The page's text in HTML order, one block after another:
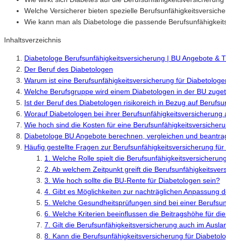
Welche Versicherer bieten spezielle
Wie kann man als Diabetologe die passende
Inhaltsverzeichnis
Diabetologe Berufsunfähigkeitsversicherung | BU Angebote &
Der Beruf des Diabetologen
Warum ist eine Berufsunfähigkeitsversicherung für
Welche Berufsgruppe wird einem Diabetologen in der BU
Ist der Beruf des Diabetologen risikoreich in Bezug auf
Worauf Diabetologen bei ihrer Berufsunfähigkeitsversicherung
Wie hoch sind die Kosten für eine
Diabetologe BU Angebote berechnen, vergleichen und
Häufig gestellte Fragen zur Berufsunfähigkeitsversicherung
1. Welche Rolle spielt die
2. Ab welchem Zeitpunkt greift die
3. Wie hoch sollte die BU-Rente für Diabetologen sein?
4. Gibt es Möglichkeiten zur nachträglichen Anpassung
5. Welche Gesundheitsprüfungen sind bei einer
6. Welche Kriterien beeinflussen die Beitragshöhe für
7. Gilt die Berufsunfähigkeitsversicherung auch im
8. Kann die Berufsunfähigkeitsversicherung für